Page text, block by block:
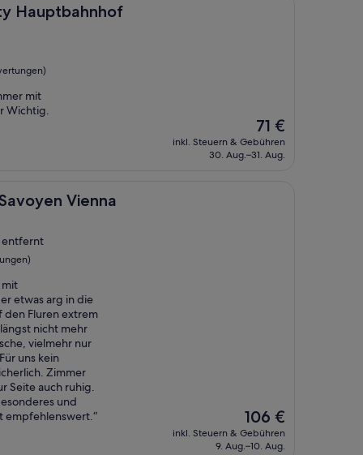
Hauptbahnhof
mit
Wichtig.
Der
Preis
beträgt
71 €
inkl. Steuern & Gebühren
30. Aug.–31. Aug.
Vienna
entfernt
mit
etwas arg in die
den Fluren extrem
nicht mehr
vielmehr nur
uns kein
Zimmer
Seite auch ruhig.
und
empfehlenswert.“
Der
Preis
beträgt
106 €
inkl. Steuern & Gebühren
9. Aug.–10. Aug.